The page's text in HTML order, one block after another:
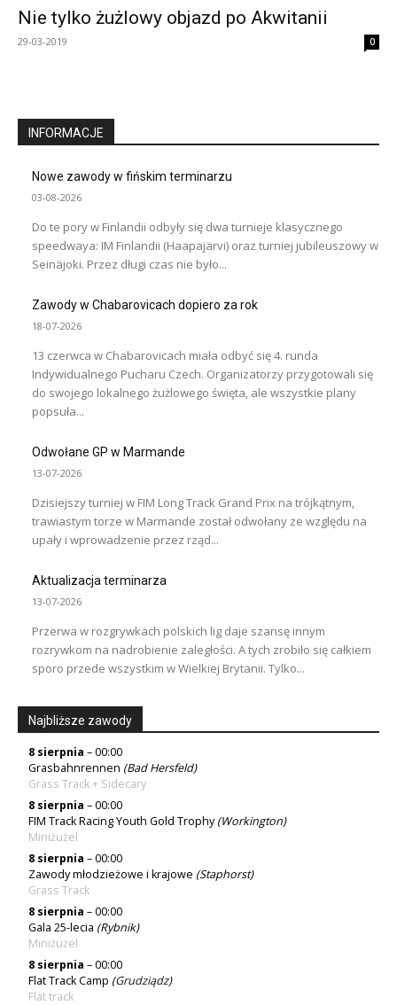
Nie tylko żużlowy objazd po Akwitanii
29-03-2019 0
INFORMACJE
Nowe zawody w fińskim terminarzu
03-08-2026
Do te pory w Finlandii odbyły się dwa turnieje klasycznego
speedwaya: IM Finlandii (Haapajärvi) oraz turniej jubileuszowy w
Seinäjoki. Przez długi czas nie było...
Zawody w Chabarovicach dopiero za rok
18-07-2026
13 czerwca w Chabarovicach miała odbyć się 4. runda
Indywidualnego Pucharu Czech. Organizatorzy przygotowali się
do swojego lokalnego żużlowego święta, ale wszystkie plany
popsuła...
Odwołane GP w Marmande
13-07-2026
Dzisiejszy turniej w FIM Long Track Grand Prix na trójkątnym,
trawiastym torze w Marmande został odwołany ze względu na
upały i wprowadzenie przez rząd...
Aktualizacja terminarza
13-07-2026
Przerwa w rozgrywkach polskich lig daje szansę innym
rozrywkom na nadrobienie zaległości. A tych zrobiło się całkiem
sporo przede wszystkim w Wielkiej Brytanii. Tylko...
Najbliższe zawody
8 sierpnia – 00:00
Grasbahnrennen (Bad Hersfeld)
Grass Track + Sidecary
8 sierpnia – 00:00
FIM Track Racing Youth Gold Trophy(Workington)
Miniżużel
8 sierpnia – 00:00
Zawody młodzieżowe i krajowe (Staphorst)
Grass Track
8 sierpnia – 00:00
Gala 25-lecia (Rybnik)
Miniżużel
8 sierpnia – 00:00
Flat Track Camp (Grudziądz)
Flat track